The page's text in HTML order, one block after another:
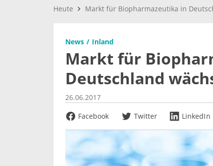
Heute Markt für Biopharmazeutika in
News Inland
Markt für
Deutschland
26.06.2017
Facebook
Twitter LinkedIn